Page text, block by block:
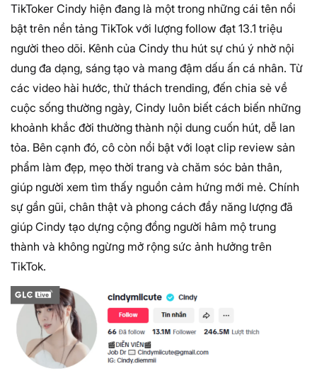
TikToker Cindy hiện đang là một trong những cái tên nổi
bật trên nền tảng TikTok với lượng follow đạt 13.1 triệu
người theo dõi. Kênh của Cindy thu hút sự chú ý nhờ nội
dung đa dạng, sáng tạo và mang đậm dấu ấn cá nhân. Từ
các video hài hước, thử thách trending, đến chia sẻ về
cuộc sống thường ngày, Cindy luôn biết cách biến những
khoảnh khắc đời thường thành nội dung cuốn hút, dễ lan
tỏa. Bên cạnh đó, cô còn nổi bật với loạt clip review sản
phẩm làm đẹp, mẹo thời trang và chăm sóc bản thân,
giúp người xem tìm thấy nguồn cảm hứng mới mẻ. Chính
sự gần gũi, chân thật và phong cách đầy năng lượng đã
giúp Cindy tạo dựng cộng đồng người hâm mộ trung
thành và không ngừng mở rộng sức ảnh hưởng trên
TikTok.